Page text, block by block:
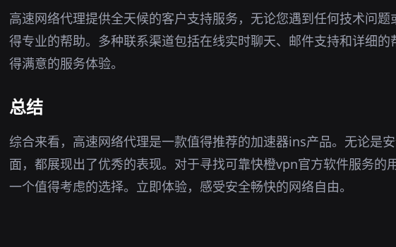
高速网络代理提供全天候的客户支持服务，无论您遇到任何技术问
得专业的帮助。多种联系渠道包括在线实时聊天、邮件支持和详细
得满意的服务体验。
总结
综合来看，高速网络代理是一款值得推荐的加速器ins产品。无论是
面，都展现出了优秀的表现。对于寻找可靠快橙vpn官方软件服务的
一个值得考虑的选择。立即体验，感受安全畅快的网络自由。